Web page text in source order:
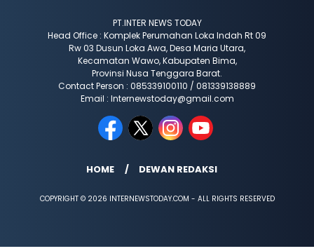
PT.INTER NEWS TODAY
Head Office : Komplek Perumahan Loka Indah Rt 09
Rw 03 Dusun Loka Awa, Desa Maria Utara,
Kecamatan Wawo, Kabupaten Bima,
Provinsi Nusa Tenggara Barat.
Contact Person : 085339100110 / 081339138889
Email : Internewstoday@gmail.com
HOME DEWAN REDAKSI
COPYRIGHT © 2026 INTERNEWSTODAY.COM - ALL RIGHTS RESERVED